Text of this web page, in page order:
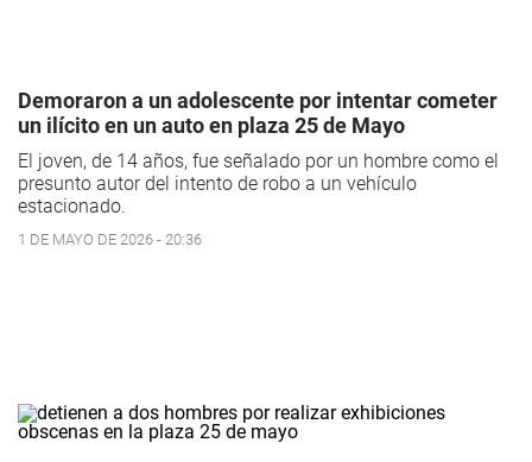
Demoraron a un adolescente por intentar cometer
un ilícito en un auto en plaza 25 de Mayo
El joven, de 14 años, fue señalado por un hombre como el
presunto autor del intento de robo a un vehículo
estacionado.
1 DE MAYO DE 2026 - 20:36